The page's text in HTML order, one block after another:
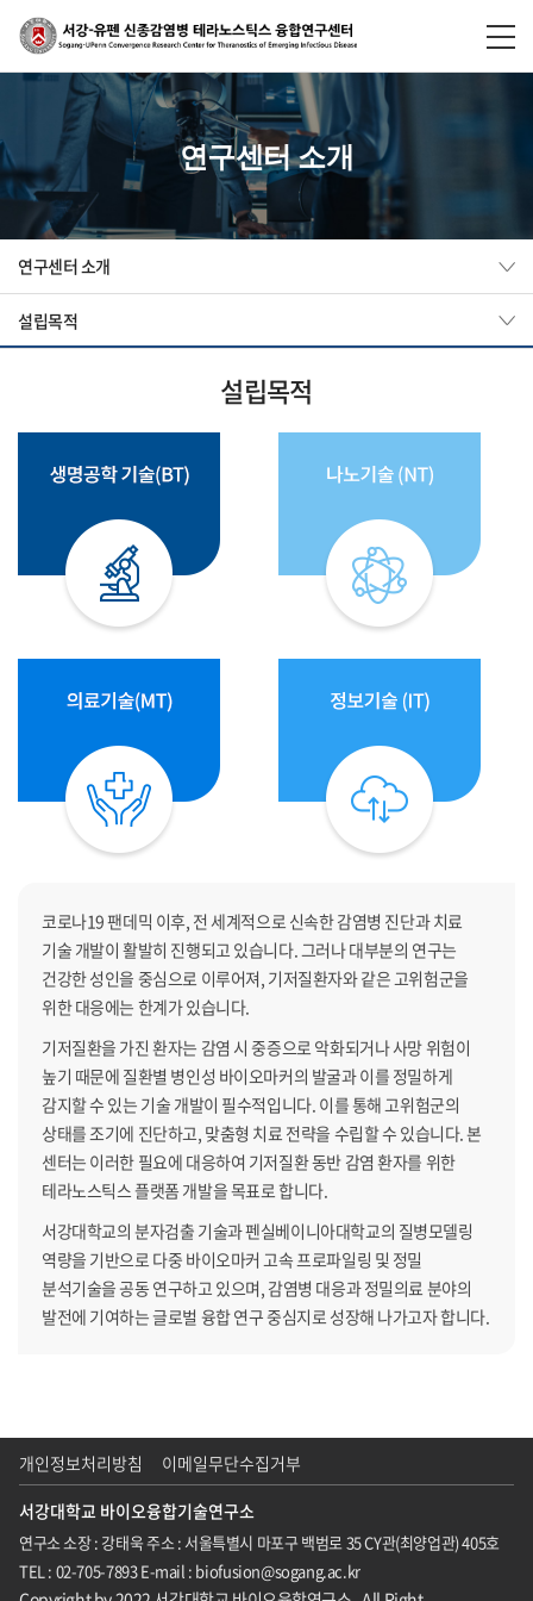
연구센터 소개
연구센터 소개
설립목적
설립목적
코로나19 팬데믹 이후, 전 세계적으로 신속한 감염병 진단과 치료
기술 개발이 활발히 진행되고 있습니다. 그러나 대부분의 연구는
건강한 성인을 중심으로 이루어져, 기저질환자와 같은 고위험군을
위한 대응에는 한계가 있습니다.
기저질환을 가진 환자는 감염 시 중증으로 악화되거나 사망 위험이
높기 때문에 질환별 병인성 바이오마커의 발굴과 이를 정밀하게
감지할 수 있는 기술 개발이 필수적입니다. 이를 통해 고위험군의
상태를 조기에 진단하고, 맞춤형 치료 전략을 수립할 수 있습니다. 본
센터는 이러한 필요에 대응하여 기저질환 동반 감염 환자를 위한
테라노스틱스 플랫폼 개발을 목표로 합니다.
서강대학교의 분자검출 기술과 펜실베이니아대학교의 질병모델링
역량을 기반으로 다중 바이오마커 고속 프로파일링 및 정밀
분석기술을 공동 연구하고 있으며, 감염병 대응과 정밀의료 분야의
발전에 기여하는 글로벌 융합 연구 중심지로 성장해 나가고자 합니다.
개인정보처리방침
이메일무단수집거부
서강대학교 바이오융합기술연구소
연구소 소장 : 강태욱주소 : 서울특별시 마포구 백범로 35 CY관(최양업관) 405호
TEL : 02-705-7893E-mail : biofusion@sogang.ac.kr